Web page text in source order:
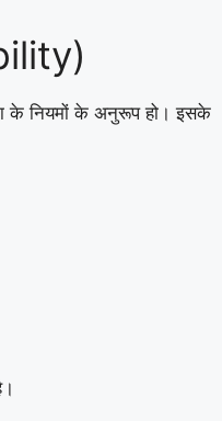
के नियमों के अनुरूप हो। इसके